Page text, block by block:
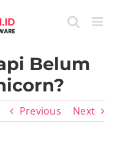
Belum
Previous Next